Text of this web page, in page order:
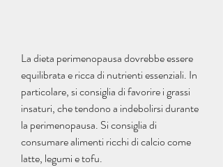
La dieta perimenopausa dovrebbe essere
equilibrata e ricca di nutrienti essenziali. In
particolare, si consiglia di favorire i grassi
insaturi, che tendono a indebolirsi durante
la perimenopausa. Si consiglia di
consumare alimenti ricchi di calcio come
latte, legumi e tofu.